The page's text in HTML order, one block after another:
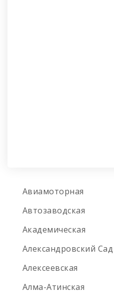
Авиамоторная
Автозаводская
Академическая
Александровский Сад
Алексеевская
Алма-Атинская